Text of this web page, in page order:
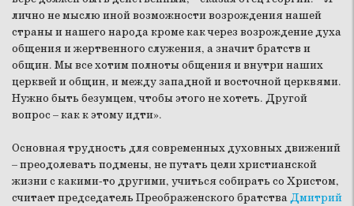
лично не мыслю иной возможности возрождения нашей
страны и нашего народа кроме как через возрождение духа
общения и жертвенного служения, а значит братств и
общин. Мы все хотим полноты общения и внутри наших
церквей и общин, и между западной и восточной церквями.
Нужно быть безумцем, чтобы этого не хотеть. Другой
вопрос – как к этому идти».
Основная трудность для современных духовных движений
– преодолевать подмены, не путать цели христианской
жизни с какими-то другими, учиться собирать со Христом,
считает председатель Преображенского братстваДмитрий